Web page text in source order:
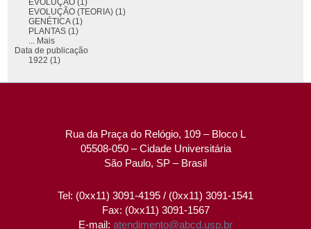
EVOLUÇÃO (TEORIA) (1)
GENÉTICA (1)
PLANTAS (1)
... Mais
Data de publicação
1922 (1)
Rua da Praça do Relógio, 109 – Bloco L
05508-050 – Cidade Universitária
São Paulo, SP – Brasil
Tel: (0xx11) 3091-4195 / (0xx11) 3091-1541
Fax: (0xx11) 3091-1567
E-mail: atendimento@abcd.usp.br